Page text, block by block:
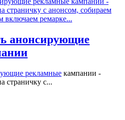
анонсирующие
рекламные кампании -
страничку с...